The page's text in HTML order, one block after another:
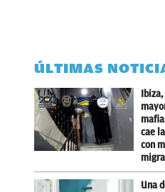
ÚLTIMAS
cae
con
Una